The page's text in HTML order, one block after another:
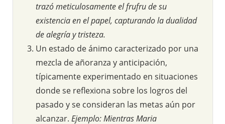
trazó meticulosamente el frufru de su
existencia en el papel, capturando la dualidad
de alegría y tristeza.
Un estado de ánimo caracterizado por una
mezcla de añoranza y anticipación,
típicamente experimentado en situaciones
donde se reflexiona sobre los logros del
pasado y se consideran las metas aún por
alcanzar. Ejemplo: Mientras Maria